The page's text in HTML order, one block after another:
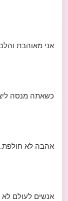
אני מאוהבת
כשאתה מנסה
אהבה לא
אנשים לעולם